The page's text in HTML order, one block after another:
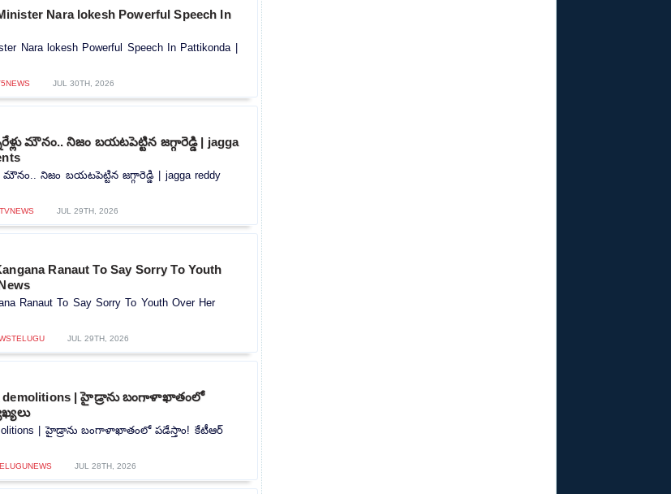
Nara lokesh Powerful Speech In
lokesh Powerful Speech In Pattikonda |
JUL 30TH, 2026
మౌనం.. నిజం బయటపెట్టిన జగ్గారెడ్డి | jagga
నిజం బయటపెట్టిన జగ్గారెడ్డి | jagga reddy
JUL 29TH, 2026
Ranaut To Say Sorry To Youth
Ranaut To Say Sorry To Youth Over Her
JUL 29TH, 2026
demolitions | హైడ్రాను బంగాళాఖాతంలో
| హైడ్రాను బంగాళాఖాతంలో పడేస్తాం! కేటీఆర్
JUL 28TH, 2026